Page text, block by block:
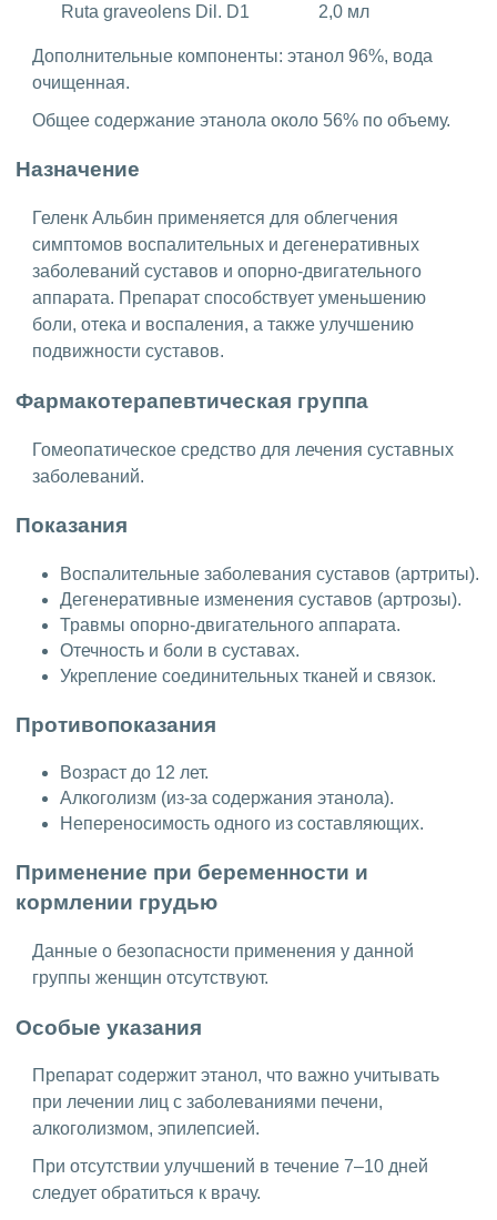
Ruta graveolens Dil. D1
2,0 мл
Дополнительные компоненты: этанол 96%, вода
очищенная.
Общее содержание этанола около 56% по объему.
Назначение
Геленк Альбин применяется для облегчения
симптомов воспалительных и дегенеративных
заболеваний суставов и опорно-двигательного
аппарата. Препарат способствует уменьшению
боли, отека и воспаления, а также улучшению
подвижности суставов.
Фармакотерапевтическая группа
Гомеопатическое средство для лечения суставных
заболеваний.
Показания
Воспалительные заболевания суставов (артриты).
Дегенеративные изменения суставов (артрозы).
Травмы опорно-двигательного аппарата.
Отечность и боли в суставах.
Укрепление соединительных тканей и связок.
Противопоказания
Возраст до 12 лет.
Алкоголизм (из-за содержания этанола).
Непереносимость одного из составляющих.
Применение при беременности и
кормлении грудью
Данные о безопасности применения у данной
группы женщин отсутствуют.
Особые указания
Препарат содержит этанол, что важно учитывать
при лечении лиц с заболеваниями печени,
алкоголизмом, эпилепсией.
При отсутствии улучшений в течение 7–10 дней
следует обратиться к врачу.